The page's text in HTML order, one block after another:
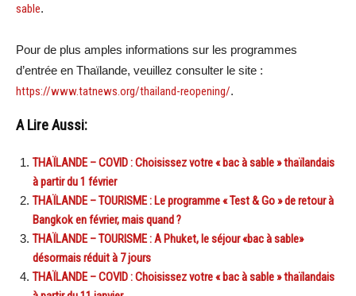
sable.
Pour de plus amples informations sur les programmes
d’entrée en Thaïlande, veuillez consulter le site :
https://www.tatnews.org/thailand-reopening/.
A Lire Aussi:
THAÏLANDE – COVID : Choisissez votre « bac à sable » thaïlandais
à partir du 1 février
THAÏLANDE – TOURISME : Le programme « Test & Go » de retour à
Bangkok en février, mais quand ?
THAÏLANDE – TOURISME : A Phuket, le séjour «bac à sable»
désormais réduit à 7 jours
THAÏLANDE – COVID : Choisissez votre « bac à sable » thaïlandais